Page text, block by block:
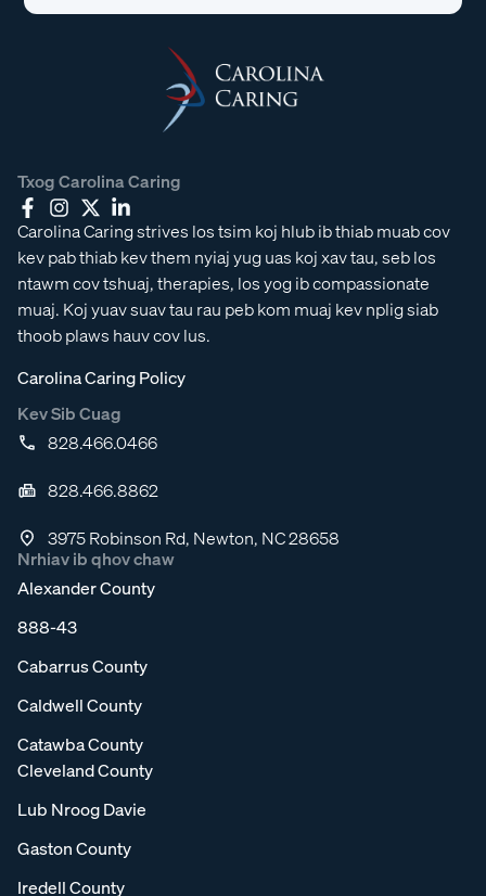
Txog Carolina Caring
Carolina Caring strives los tsim koj hlub ib thiab muab cov
kev pab thiab kev them nyiaj yug uas koj xav tau, seb los
ntawm cov tshuaj, therapies, los yog ib compassionate
muaj. Koj yuav suav tau rau peb kom muaj kev nplig siab
thoob plaws hauv cov lus.
Carolina Caring Policy
Kev Sib Cuag
828.466.0466
828.466.8862
3975 Robinson Rd, Newton, NC 28658
Nrhiav ib qhov chaw
Alexander County
888-43
Cabarrus County
Caldwell County
Catawba County
Cleveland County
Lub Nroog Davie
Gaston County
Iredell County